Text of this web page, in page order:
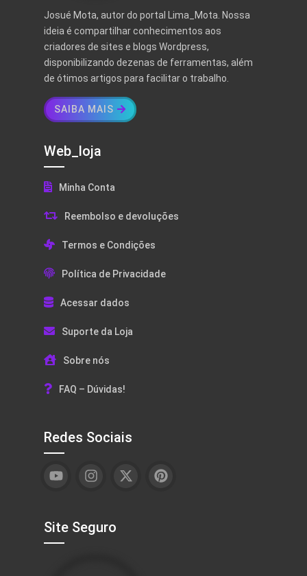
Josué Mota, autor do portal Lima_Mota. Nossa
ideia é compartilhar conhecimentos aos
criadores de sites e blogs Wordpress,
disponibilizando dezenas de ferramentas, além
de ótimos artigos para facilitar o trabalho.
SAIBA MAIS
Web_loja
Minha Conta
Reembolso e devoluções
Termos e Condições
Política de Privacidade
Acessar dados
Suporte da Loja
Sobre nós
FAQ – Dúvidas!
Redes Sociais
Site Seguro